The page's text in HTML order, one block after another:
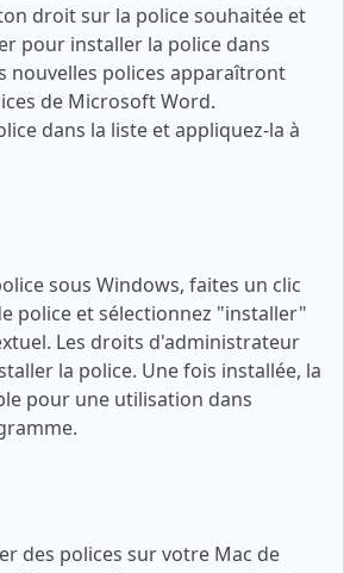
droit sur la police souhaitée et
pour installer la police dans
nouvelles polices apparaîtront
de Microsoft Word.
dans la liste et appliquez-la à
sous Windows, faites un clic
police et sélectionnez "installer"
Les droits d'administrateur
la police. Une fois installée, la
pour une utilisation dans
des polices sur votre Mac de